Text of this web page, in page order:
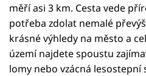
měří asi 3 km. Cesta vede
potřeba zdolat nemalé
krásné výhledy na město a
území najdete spoustu
lomy nebo vzácná lesostepní